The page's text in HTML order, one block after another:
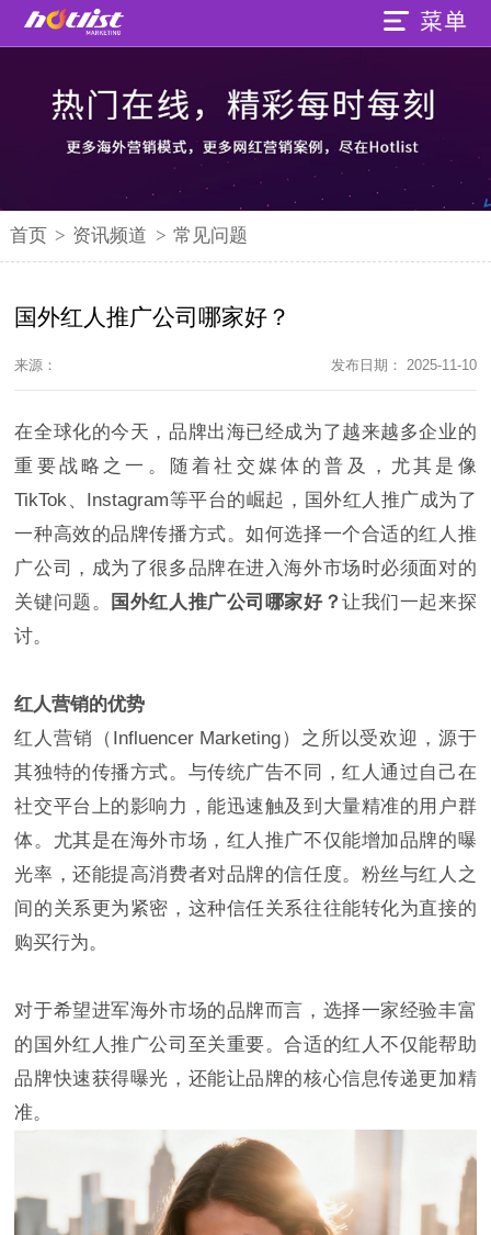
首页 > 资讯频道 > 常见问题
国外红人推广公司哪家好？
来源： 发布日期： 2025-11-10
在全球化的今天，品牌出海已经成为了越来越多企业的
重要战略之一。随着社交媒体的普及，尤其是像
TikTok、Instagram等平台的崛起，国外红人推广成为了
一种高效的品牌传播方式。如何选择一个合适的红人推
广公司，成为了很多品牌在进入海外市场时必须面对的
关键问题。
国外红人推广公司哪家好？让我们一起来探
讨。
红人营销的优势
红人营销（Influencer Marketing）之所以受欢迎，源于
其独特的传播方式。与传统广告不同，红人通过自己在
社交平台上的影响力，能迅速触及到大量精准的用户群
体。尤其是在海外市场，红人推广不仅能增加品牌的曝
光率，还能提高消费者对品牌的信任度。粉丝与红人之
间的关系更为紧密，这种信任关系往往能转化为直接的
购买行为。
对于希望进军海外市场的品牌而言，选择一家经验丰富
的国外红人推广公司至关重要。合适的红人不仅能帮助
品牌快速获得曝光，还能让品牌的核心信息传递更加精
准。